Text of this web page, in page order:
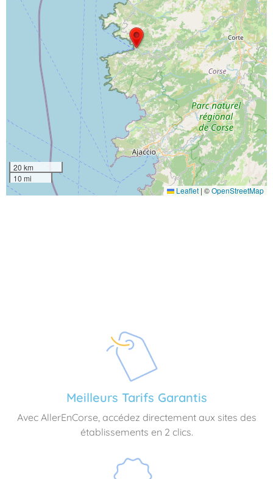
20 km
10 mi
Leaflet | ©OpenStreetMap
Meilleurs Tarifs Garantis
Avec AllerEnCorse, accédez directement aux sites des
établissements en 2 clics.